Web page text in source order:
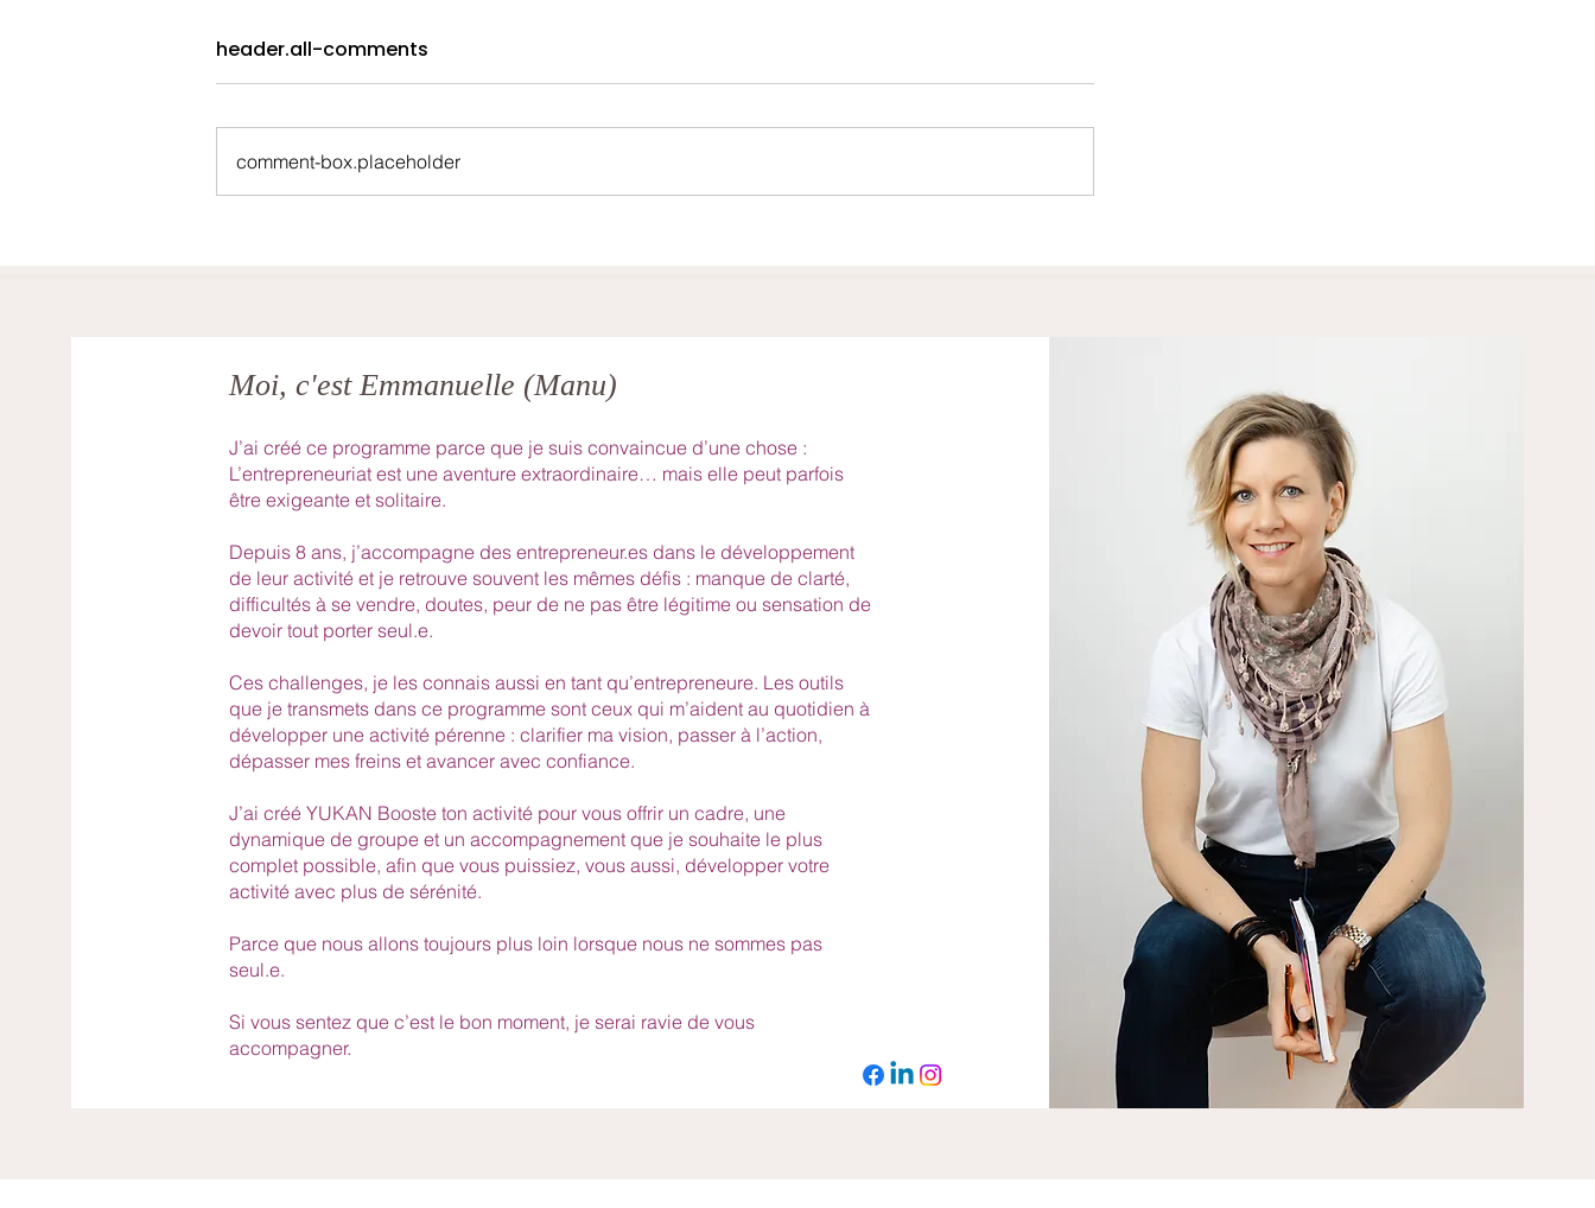
header.all-comments
comment-box.placeholder
Moi, c'est Emmanuelle (Manu)
J’ai créé ce programme parce que je suis convaincue d’une chose :
L’entrepreneuriat est une aventure extraordinaire… mais elle peut parfois
être exigeante et solitaire.
Depuis 8 ans, j’accompagne des entrepreneur.es dans le développement
de leur activité et je retrouve souvent les mêmes défis : manque de clarté,
difficultés à se vendre, doutes, peur de ne pas être légitime ou sensation de
devoir tout porter seul.e.
Ces challenges, je les connais aussi en tant qu’entrepreneure. Les outils
que je transmets dans ce programme sont ceux qui m’aident au quotidien à
développer une activité pérenne : clarifier ma vision, passer à l’action,
dépasser mes freins et avancer avec confiance.
J’ai créé YUKAN Booste ton activité pour vous offrir un cadre, une
dynamique de groupe et un accompagnement que je souhaite le plus
complet possible, afin que vous puissiez, vous aussi, développer votre
activité avec plus de sérénité.
Parce que nous allons toujours plus loin lorsque nous ne sommes pas
seul.e.
Si vous sentez que c’est le bon moment, je serai ravie de vous
accompagner.